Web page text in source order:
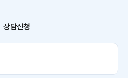
상담신청